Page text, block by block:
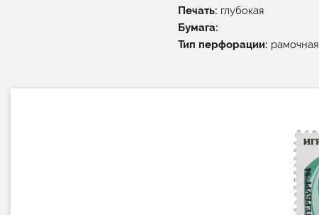
Печать: глубокая
Бумага:
Тип перфорации: рамочная